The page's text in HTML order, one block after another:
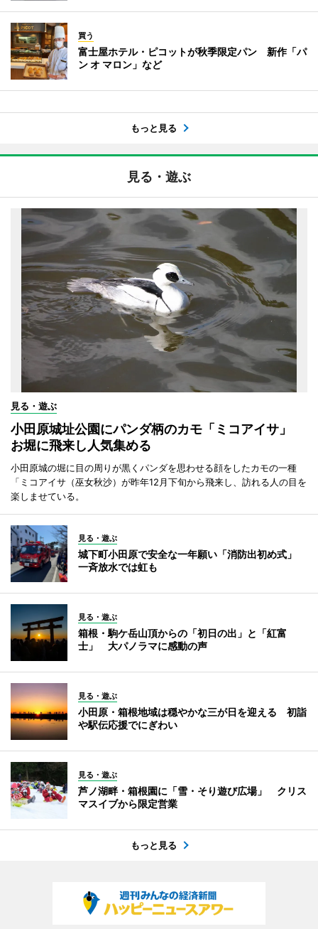
買う
富士屋ホテル・ピコットが秋季限定パン 新作「パ
ン オ マロン」など
もっと見る
見る・遊ぶ
見る・遊ぶ
小田原城址公園にパンダ柄のカモ「ミコアイサ」
お堀に飛来し人気集める
小田原城の堀に目の周りが黒くパンダを思わせる顔をしたカモの一種
「ミコアイサ（巫女秋沙）が昨年12月下旬から飛来し、訪れる人の目を
楽しませている。
見る・遊ぶ
城下町小田原で安全な一年願い「消防出初め式」
一斉放水では虹も
見る・遊ぶ
箱根・駒ケ岳山頂からの「初日の出」と「紅富
士」 大パノラマに感動の声
見る・遊ぶ
小田原・箱根地域は穏やかな三が日を迎える 初詣
や駅伝応援でにぎわい
見る・遊ぶ
芦ノ湖畔・箱根園に「雪・そり遊び広場」 クリス
マスイブから限定営業
もっと見る